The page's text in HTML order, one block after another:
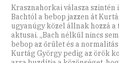
Krasznahorkai válasza
Bachtól a bebop jazzen át
ugyanúgy közel állnak hozzá a
aktusai. „Bach nélkül nincs
bebop az őrület és a
Kurtág György pedig az örök